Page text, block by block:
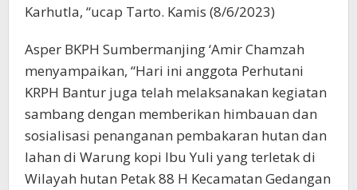
Karhutla, “ucap Tarto. Kamis (8/6/2023)
Asper BKPH Sumbermanjing ‘Amir Chamzah
menyampaikan, “Hari ini anggota Perhutani
KRPH Bantur juga telah melaksanakan kegiatan
sambang dengan memberikan himbauan dan
sosialisasi penanganan pembakaran hutan dan
lahan di Warung kopi Ibu Yuli yang terletak di
Wilayah hutan Petak 88 H Kecamatan Gedangan